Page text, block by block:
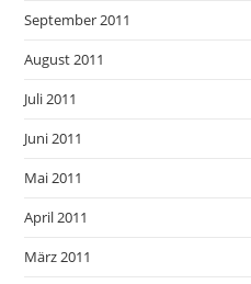
September 2011
August 2011
Juli 2011
Juni 2011
Mai 2011
April 2011
März 2011